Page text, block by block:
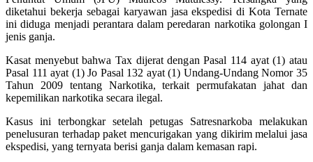
diketahui bekerja sebagai karyawan jasa ekspedisi di Kota Ternate
ini diduga menjadi perantara dalam peredaran narkotika golongan I
jenis ganja.
Kasat menyebut bahwa Tax dijerat dengan Pasal 114 ayat (1) atau
Pasal 111 ayat (1) Jo Pasal 132 ayat (1) Undang-Undang Nomor 35
Tahun 2009 tentang Narkotika, terkait permufakatan jahat dan
kepemilikan narkotika secara ilegal.
Kasus ini terbongkar setelah petugas Satresnarkoba melakukan
penelusuran terhadap paket mencurigakan yang dikirim melalui jasa
ekspedisi, yang ternyata berisi ganja dalam kemasan rapi.